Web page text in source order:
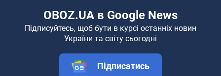
OBOZ.UA в Google News
Підписуйтесь, щоб бути в курсі останніх новин
України та світу сьогодні
Підписатись